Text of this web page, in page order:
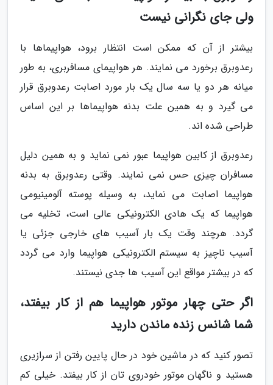
ولی جای نگرانی نیست
بیشتر از آن که ممکن است انتظار برود، هواپیماها با
رعدوبرق برخورد می نمایند. هر هواپیمای مسافربری، به طور
میانه هر دو یا سه سال یک بار مورد اصابت رعدوبرق قرار
می گیرد و به همین علت بدنه هواپیماها بر این اساس
طراحی شده اند.
رعدوبرق از کابین هواپیما عبور نمی نماید و به همین دلیل
مسافران چیزی حس نمی نمایند. وقتی رعدوبرق به بدنه
هواپیما اصابت می نماید، به وسیله پوسته آلومینیومی
هواپیما که یک هادی الکترونیکی عالی است، تخلیه می
گردد. هرچند وقت یک بار آسیب های خارجی جزئی یا
آسیب ناچیز به سیستم الکترونیکی هواپیما وارد می گردد
که در بیشتر مواقع این آسیب ها جدی نیستند.
اگر حتی چهار موتور هواپیما هم از کار بیفتد،
شما شانس زنده ماندن دارید
تصور کنید که در ماشین خود در حال پایین رفتن از سرازیری
هستید و ناگهان موتور خودروی تان از کار بیفتد. خیلی کم